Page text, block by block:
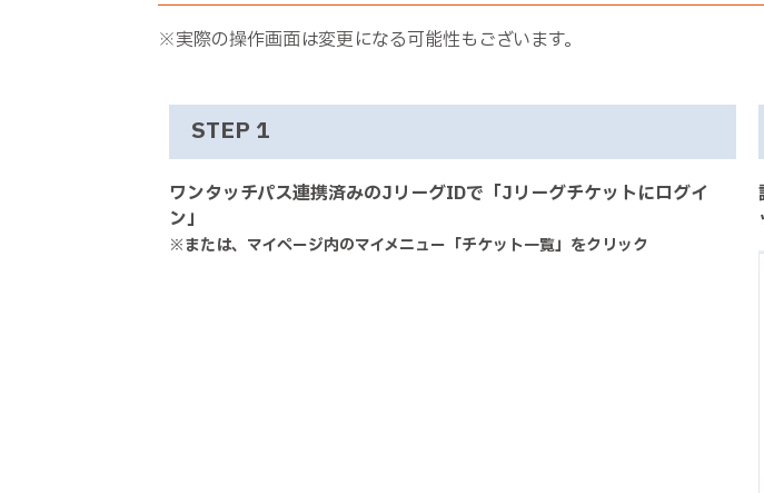
※実際の操作画面は変更になる可能性もございます。
STEP 1
ワンタッチパス連携済みのJリーグIDで「Jリーグチケットにログイ
ン」
※または、マイページ内のマイメニュー「チケット一覧」をクリック